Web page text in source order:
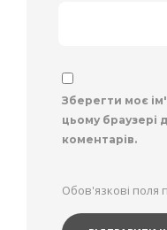
Зберегти моє
цьому браузері
коментарів.
Обов'язкові поля